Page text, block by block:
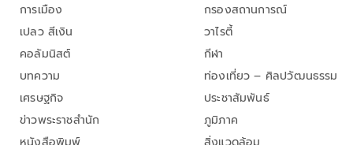
การเมือง
เปลว สีเงิน
คอลัมนิสต์
บทความ
เศรษฐกิจ
ข่าวพระราชสำนัก
กรองสถานการณ์
วาไรตี้
กีฬา
ท่องเที่ยว – ศิลปวัฒนธรรม
ประชาสัมพันธ์
ภูมิภาค